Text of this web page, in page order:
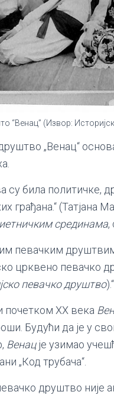
“Венац” (Извор:
„Венац“
су била политичке,
грађана.“ (Татјана
срединама,
певачким
црквено певачко
певачко друштво
почетком XX века
Будући да је у
Венацје узимао
„Код трубача“.
друштво није